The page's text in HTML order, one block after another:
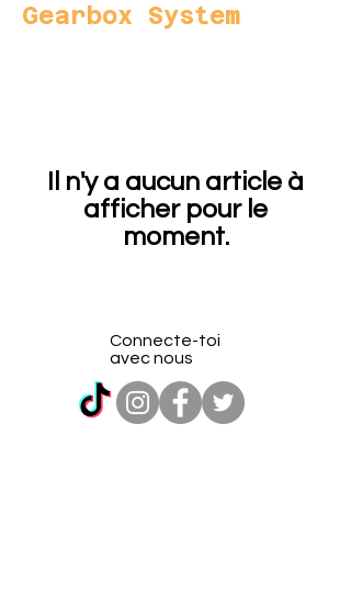
Gearbox System
Il n'y a aucun article à
afficher pour le
moment.
Connecte-toi
avec nous